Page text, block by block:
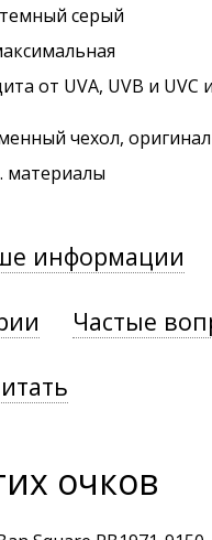
серый
от UVA, UVB и UVC
чехол,
материалы
информации
Частые
очков